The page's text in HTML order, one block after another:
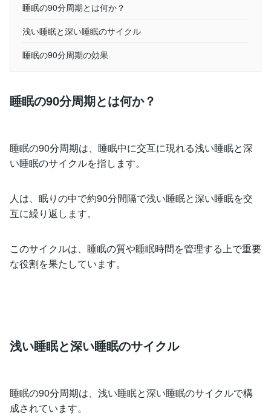
睡眠の90分周期とは何か？
浅い睡眠と深い睡眠のサイクル
睡眠の90分周期の効果
睡眠の90分周期とは何か？
睡眠の90分周期は、睡眠中に交互に現れる浅い睡眠と深
い睡眠のサイクルを指します。
人は、眠りの中で約90分間隔で浅い睡眠と深い睡眠を交
互に繰り返します。
このサイクルは、睡眠の質や睡眠時間を管理する上で重要
な役割を果たしています。
浅い睡眠と深い睡眠のサイクル
睡眠の90分周期は、浅い睡眠と深い睡眠のサイクルで構
成されています。